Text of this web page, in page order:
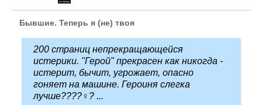
Бывшие. Теперь я (не) твоя
200 страниц непрекращающейся
истерики. "Герой" прекрасен как никогда -
истерит, бычит, угрожает, опасно
гоняет на машине. Героиня слегка
лучше????‍♀️? ...